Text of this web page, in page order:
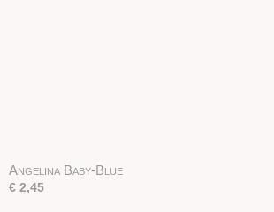
Angelina Baby-Blue
€ 2,45